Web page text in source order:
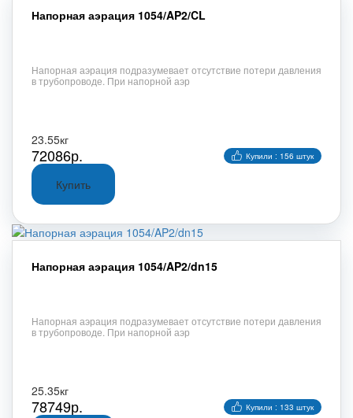
Напорная аэрация 1054/AP2/CL
Напорная аэрация подразумевает отсутствие потери давления
в трубопроводе. При напорной аэр
23.55кг
72086р. Купили : 156 штук
Напорная аэрация 1054/AP2/dn15
Напорная аэрация подразумевает отсутствие потери давления
в трубопроводе. При напорной аэр
25.35кг
78749р. Купили : 133 штук